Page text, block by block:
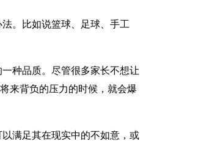
。比如说篮球、足球、手工
种品质。尽管很多家长不想让
来背负的压力的时候，就会爆
满足其在现实中的不如意，或